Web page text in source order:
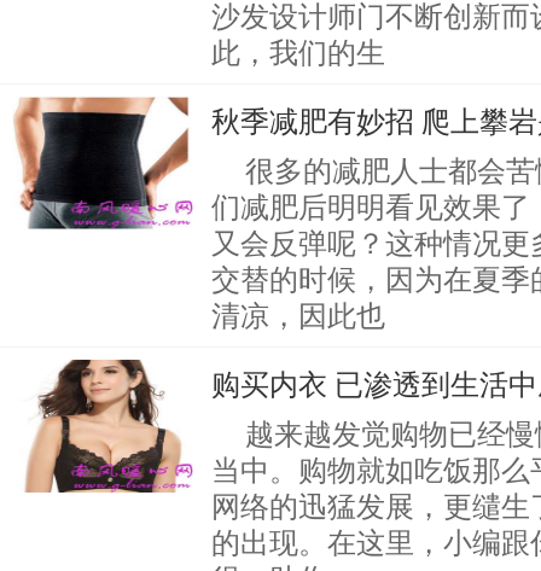
沙发设计师门不断创新
此，我们的生
秋季减肥有妙招 爬上攀
很多的减肥人士都会
们减肥后明明看见效果
又会反弹呢？这种情况
交替的时候，因为在夏
清凉，因此也
购买内衣 已渗透到生活
越来越发觉购物已经
当中。购物就如吃饭那
网络的迅猛发展，更缱
的出现。在这里，小编